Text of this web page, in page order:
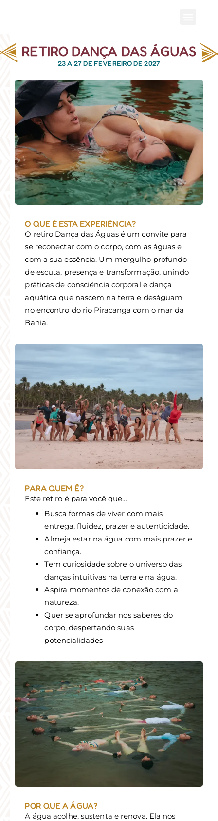
RETIRO DANÇA DAS ÁGUAS
23 A 27 DE FEVEREIRO DE 2027
O QUE É ESTA EXPERIÊNCIA?
O retiro Dança das Águas é um convite para
se reconectar com o corpo, com as águas e
com a sua essência. Um mergulho profundo
de escuta, presença e transformação, unindo
práticas de consciência corporal e dança
aquática que nascem na terra e deságuam
no encontro do rio Piracanga com o mar da
Bahia.
PARA QUEM É?
Este retiro é para você que…
Busca formas de viver com mais
entrega, fluidez, prazer e autenticidade.
Almeja estar na água com mais prazer e
confiança.
Tem curiosidade sobre o universo das
danças intuitivas na terra e na água.
Aspira momentos de conexão com a
natureza.
Quer se aprofundar nos saberes do
corpo, despertando suas
potencialidades
POR QUE A ÁGUA?
A água acolhe, sustenta e renova. Ela nos